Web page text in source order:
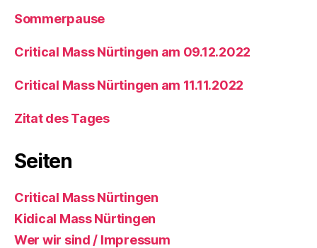
Sommerpause
Critical Mass Nürtingen am 09.12.2022
Critical Mass Nürtingen am 11.11.2022
Zitat des Tages
Seiten
Critical Mass Nürtingen
Kidical Mass Nürtingen
Wer wir sind / Impressum